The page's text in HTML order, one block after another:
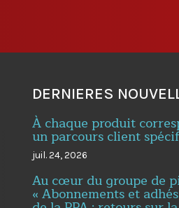
DERNIERES
À chaque produit
un parcours client
juil. 24, 2026
Au cœur du groupe de
« Abonnements et